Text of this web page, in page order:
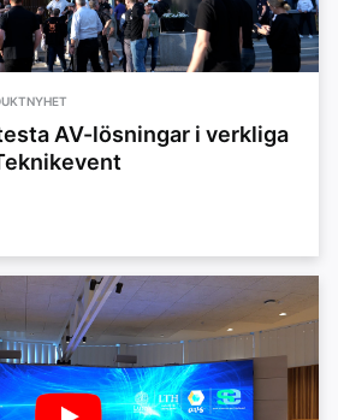
AV-lösningar i verkliga